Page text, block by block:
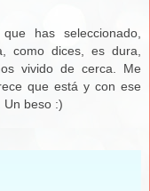
has seleccionado,
como dices, es dura,
vivido de cerca. Me
que está y con ese
Un beso :)